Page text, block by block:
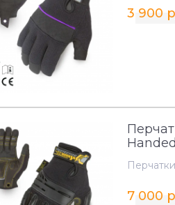
3 900
7 000